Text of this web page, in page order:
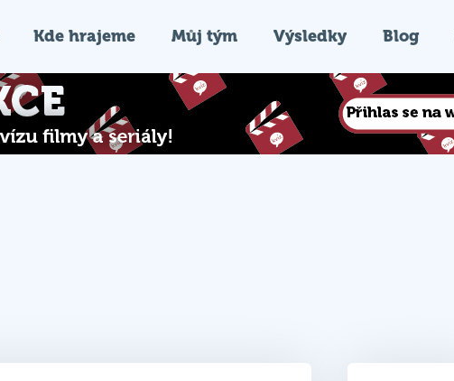
Kde hrajeme Můj tým Výsledky Blog
25.5